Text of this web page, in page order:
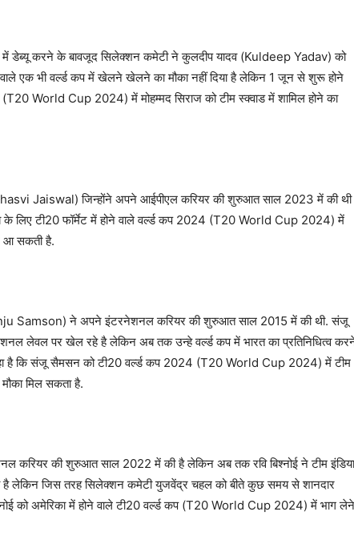
डेब्यू करने के बावजूद सिलेक्शन कमेटी ने कुलदीप यादव (Kuldeep Yadav) को
एक भी वर्ल्ड कप में खेलने खेलने का मौका नहीं दिया है लेकिन 1 जून से शुरू होने
World Cup 2024) में मोहम्मद सिराज को टीम स्क्वाड में शामिल होने का
Jaiswal) जिन्होंने अपने आईपीएल करियर की शुरुआत साल 2023 में की थी
के लिए टी20 फॉर्मेट में होने वाले वर्ल्ड कप 2024 (T20 World Cup 2024) में
आ सकती है.
Samson) ने अपने इंटरनेशनल करियर की शुरुआत साल 2015 में की थी. संजू
लेवल पर खेल रहे है लेकिन अब तक उन्हे वर्ल्ड कप में भारत का प्रतिनिधित्व
है कि संजू सैमसन को टी20 वर्ल्ड कप 2024 (T20 World Cup 2024) में टीम
मिल सकता है.
करियर की शुरुआत साल 2022 में की है लेकिन अब तक रवि बिश्नोई ने टीम इंडिया
है लेकिन जिस तरह सिलेक्शन कमेटी युजवेंद्र चहल को बीते कुछ समय से शानदार
को अमेरिका में होने वाले टी20 वर्ल्ड कप (T20 World Cup 2024) में भाग लेने